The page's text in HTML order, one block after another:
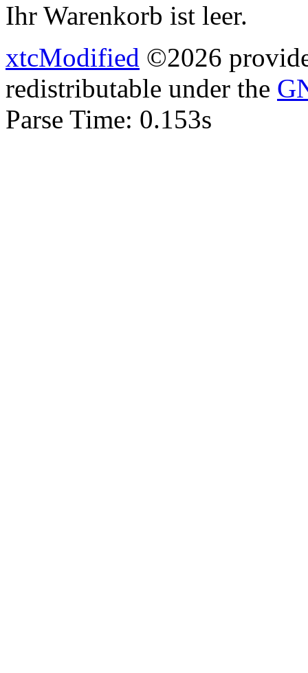
Ihr Warenkorb ist leer.
xtcModified ©2026
redistributable under the
Parse Time: 0.153s